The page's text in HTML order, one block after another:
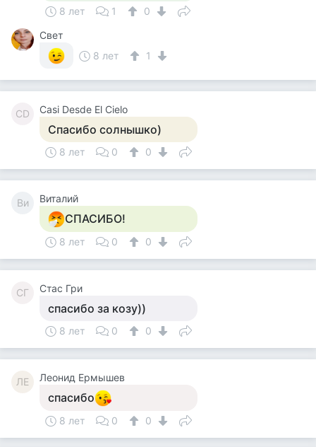
8 лет 1
0
Свет
8 лет
1
CD Casi Desde El Cielo
Спасибо солнышко)
8 лет 0 0
Ви Виталий
СПАСИБО!
8 лет 0 0
СГ Стас Гри
спасибо за козу))
8 лет 0 0
ЛЕ Леонид Ермышев
спасибо
8 лет 0 0